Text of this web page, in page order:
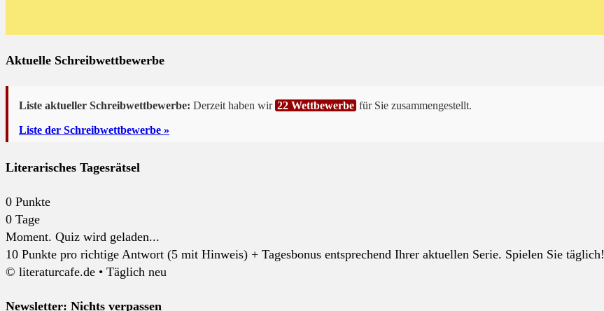
Aktuelle Schreibwettbewerbe
Liste aktueller Schreibwettbewerbe: Derzeit haben wir 22 Wettbewerbe für Sie zusammengestellt.
Liste der Schreibwettbewerbe »
Literarisches Tagesrätsel
0 Punkte
0 Tage
Moment. Quiz wird geladen...
10 Punkte pro richtige Antwort (5 mit Hinweis) + Tagesbonus entsprechend Ihrer aktuellen Serie. Spielen Sie täglich!
© literaturcafe.de • Täglich neu
Newsletter: Nichts verpassen